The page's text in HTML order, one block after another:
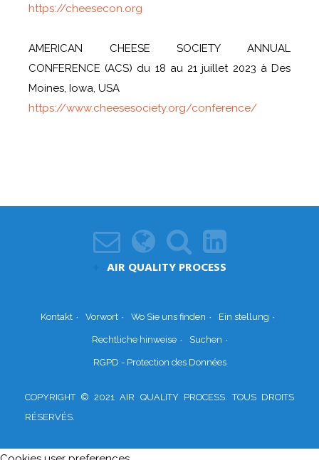
https://cheesecon.org
AMERICAN CHEESE SOCIETY ANNUAL
CONFERENCE (ACS) du 18 au 21 juillet 2023 à Des
Moines, Iowa, USA
https://www.cheesesociety.org/conference/
AIR QUALITY PROCESS
Kontakt Vorwort Wo Sie uns finden Ein stellung
Rechtliche hinweise Suchen
RGPD - Protection des Données
COPYRIGHT © 2021 AIR QUALITY PROCESS. TOUS DROITS
RÉSERVÉS.